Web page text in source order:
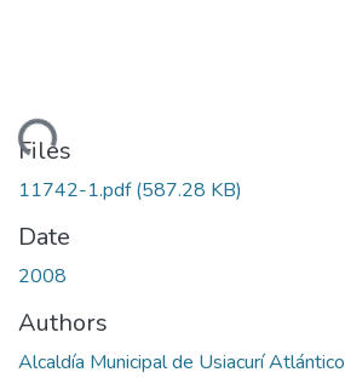
Files
11742-1.pdf(587.28 KB)
Date
2008
Authors
Alcaldía Municipal de Usiacurí Atlántico